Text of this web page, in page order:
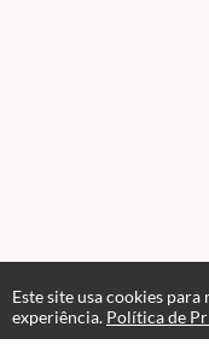
Este site usa cookies para
experiência. Política de